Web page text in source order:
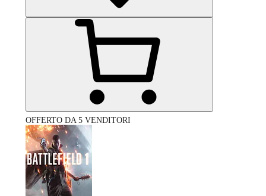
OFFERTO DA 5 VENDITORI